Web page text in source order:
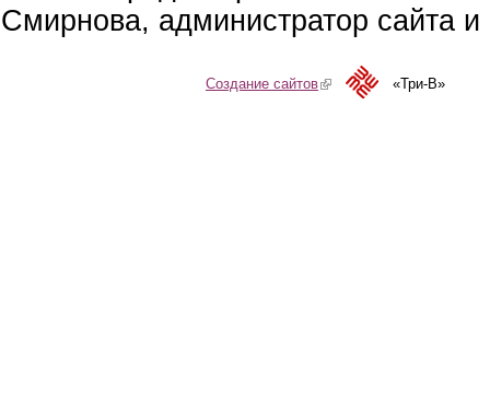
Смирнова, администратор сайта
Создание сайтов(link is external)«Три-В»